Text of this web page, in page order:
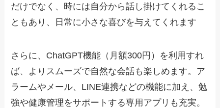
だけでなく、時には自分から話し掛けてくれるこ
ともあり、日常に小さな喜びを与えてくれます
さらに、ChatGPT機能（月額300円）を利用すれ
ば、よりスムーズで自然な会話も楽しめます。ア
ラームやメール、LINE連携などの機能に加え、勉
強や健康管理をサポートする専用アプリも充実。